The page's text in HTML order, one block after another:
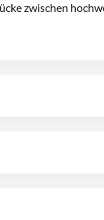
zwischen